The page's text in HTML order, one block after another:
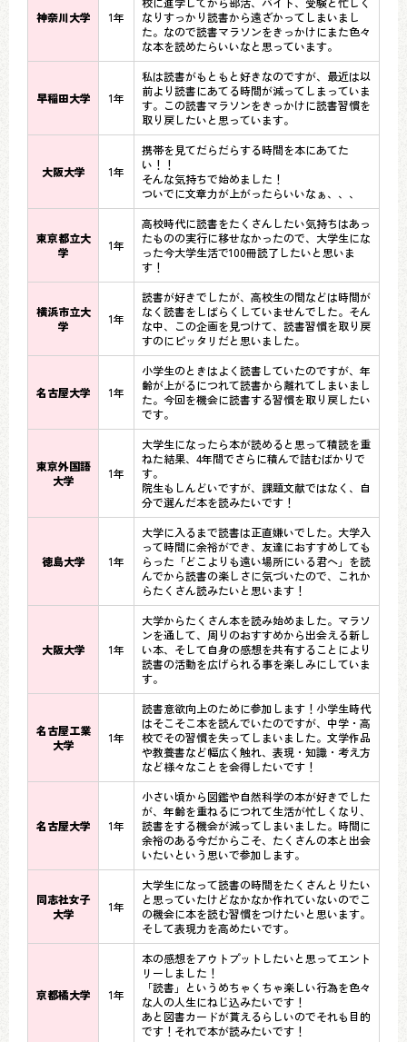
神奈川大学 1年
なりすっかり読書から遠ざかってしまいまし
た。なので読書マラソンをきっかけにまた色々
な本を読めたらいいなと思っています。
早稲田大学 1年
私は読書がもともと好きなのですが、最近は以
前より読書にあてる時間が減ってしまっていま
す。この読書マラソンをきっかけに読書習慣を
取り戻したいと思っています。
大阪大学 1年
携帯を見てだらだらする時間を本にあてた
い！！
そんな気持ちで始めました！
ついでに文章力が上がったらいいなぁ、、、
東京都立大
学
1年
高校時代に読書をたくさんしたい気持ちはあっ
たものの実行に移せなかったので、大学生にな
った今大学生活で100冊読了したいと思いま
す！
横浜市立大
学
1年
読書が好きでしたが、高校生の間などは時間が
なく読書をしばらくしていませんでした。そん
な中、この企画を見つけて、読書習慣を取り戻
すのにピッタリだと思いました。
名古屋大学 1年
小学生のときはよく読書していたのですが、年
齢が上がるにつれて読書から離れてしまいまし
た。今回を機会に読書する習慣を取り戻したい
です。
東京外国語
大学
1年
大学生になったら本が読めると思って積読を重
ねた結果、4年間でさらに積んで詰むばかりで
す。
院生もしんどいですが、課題文献ではなく、自
分で選んだ本を読みたいです！
徳島大学 1年
大学に入るまで読書は正直嫌いでした。大学入
って時間に余裕ができ、友達におすすめしても
らった「どこよりも遠い場所にいる君へ」を読
んでから読書の楽しさに気づいたので、これか
らたくさん読みたいと思います！
大阪大学 1年
大学からたくさん本を読み始めました。マラソ
ンを通して、周りのおすすめから出会える新し
い本、そして自身の感想を共有することにより
読書の活動を広げられる事を楽しみにしていま
す。
名古屋工業
大学
1年
読書意欲向上のために参加します！小学生時代
はそこそこ本を読んでいたのですが、中学・高
校でその習慣を失ってしまいました。文学作品
や教養書など幅広く触れ、表現・知識・考え方
など様々なことを会得したいです！
名古屋大学 1年
小さい頃から図鑑や自然科学の本が好きでした
が、年齢を重ねるにつれて生活が忙しくなり、
読書をする機会が減ってしまいました。時間に
余裕のある今だからこそ、たくさんの本と出会
いたいという思いで参加します。
同志社女子
大学
1年
大学生になって読書の時間をたくさんとりたい
と思っていたけどなかなか作れていないのでこ
の機会に本を読む習慣をつけたいと思います。
そして表現力を高めたいです。
京都橘大学 1年
本の感想をアウトプットしたいと思ってエント
リーしました！
「読書」というめちゃくちゃ楽しい行為を色々
な人の人生にねじ込みたいです！
あと図書カードが貰えるらしいのでそれも目的
です！それで本が読みたいです！